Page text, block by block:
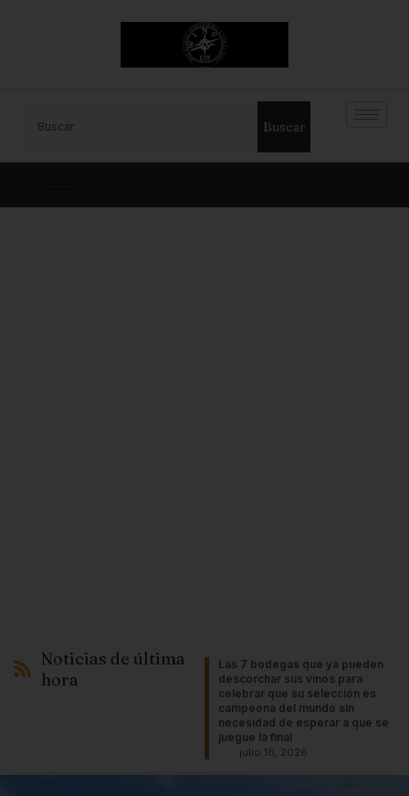
Buscar
Noticias de última
hora
Las 7 bodegas que ya pueden
descorchar sus vinos para
celebrar que su selección es
campeona del mundo sin
necesidad de esperar a que se
juegue la final
julio 16, 2026